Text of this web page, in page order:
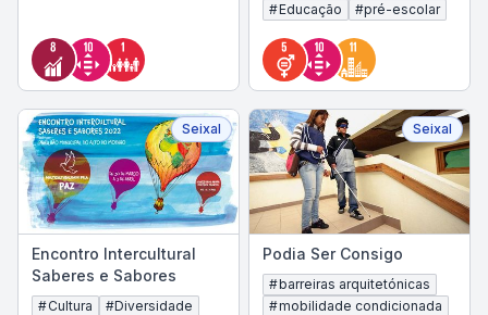
#Educação #pré-escolar
Seixal
Encontro Intercultural
Saberes e Sabores
#Cultura #Diversidade
Seixal
Podia Ser Consigo
#barreiras arquitetónicas
#mobilidade condicionada